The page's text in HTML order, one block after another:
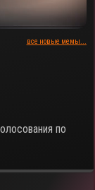
все новые мемы...
по